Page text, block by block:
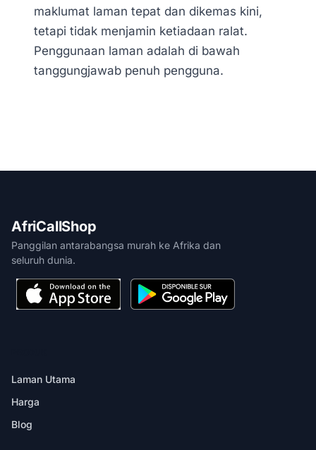
maklumat laman tepat dan dikemas kini,
tetapi tidak menjamin ketiadaan ralat.
Penggunaan laman adalah di bawah
tanggungjawab penuh pengguna.
AfriCallShop
Panggilan antarabangsa murah ke Afrika dan
seluruh dunia.
Laman Utama
Harga
Blog